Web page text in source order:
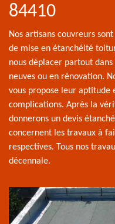
84410
Nos artisans couvreurs
de mise en étanchéité
nous déplacer partout
neuves ou en rénovation.
vous propose leur aptitude
complications. Après la
donnerons un devis
concernent les travaux à
respectives. Tous nos
décennale.